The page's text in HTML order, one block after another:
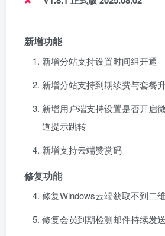
新增功能
新增分站支持设置时间组开通
新增分站支持到期续费与套餐
新增用户端支持设置是否开启
道提示跳转
新增支持云端赞赏码
修复功能
修复Windows云端获取不到二
修复会员到期检测邮件持续发